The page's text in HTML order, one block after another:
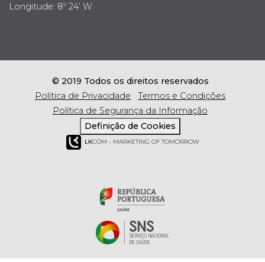
Longitude: 8º 24’ W
© 2019 Todos os direitos reservados
Política de Privacidade
Termos e Condições
Política de Segurança da Informação
Definição de Cookies
LKCOM - MARKETING OF TOMORROW